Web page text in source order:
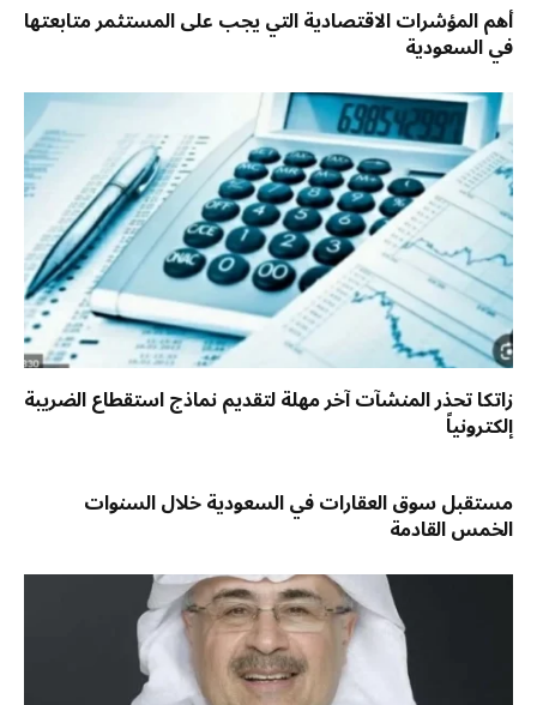
أهم المؤشرات الاقتصادية التي يجب على المستثمر متابعتها
في السعودية
زاتكا تحذر المنشآت آخر مهلة لتقديم نماذج استقطاع الضريبة
إلكترونياً
مستقبل سوق العقارات في السعودية خلال السنوات
الخمس القادمة